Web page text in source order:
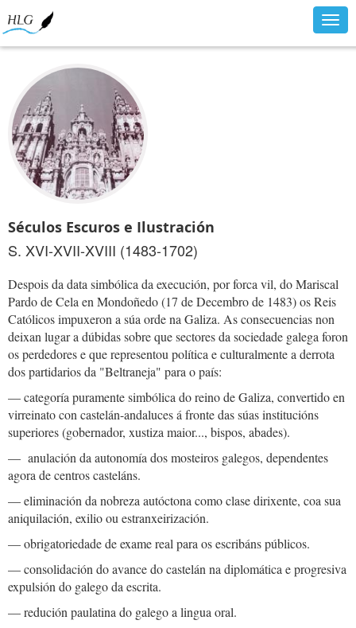
Séculos Escuros e Ilustración
S. XVI-XVII-XVIII (1483-1702)
Despois da data simbólica da execución, por forca vil, do Mariscal
Pardo de Cela en Mondoñedo (17 de Decembro de 1483) os Reis
Católicos impuxeron a súa orde na Galiza. As consecuencias non
deixan lugar a dúbidas sobre que sectores da sociedade galega foron
os perdedores e que representou política e culturalmente a derrota
dos partidarios da "Beltraneja" para o país:
— categoría puramente simbólica do reino de Galiza, convertido en
virreinato con castelán-andaluces á fronte das súas institucións
superiores (gobernador, xustiza maior..., bispos, abades).
— anulación da autonomía dos mosteiros galegos, dependentes
agora de centros casteláns.
— eliminación da nobreza autóctona como clase dirixente, coa sua
aniquilación, exilio ou estranxeirización.
— obrigatoriedade de exame real para os escribáns públicos.
— consolidación do avance do castelán na diplomática e progresiva
expulsión do galego da escrita.
— redución paulatina do galego a lingua oral.